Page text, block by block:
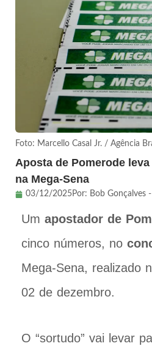
Foto: Marcello Casal Jr. / Agência
Aposta de Pomerode leva
na Mega-Sena
03/12/2025Por: Bob Gonçalves
Um apostador de
cinco números, no
Mega-Sena, realizado
02 de dezembro.
O “sortudo” vai levar